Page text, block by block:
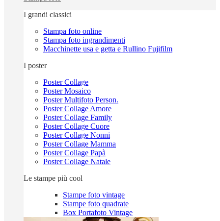
I grandi classici
Stampa foto online
Stampa foto ingrandimenti
Macchinette usa e getta e Rullino Fujifilm
I poster
Poster Collage
Poster Mosaico
Poster Multifoto Person.
Poster Collage Amore
Poster Collage Family
Poster Collage Cuore
Poster Collage Nonni
Poster Collage Mamma
Poster Collage Papà
Poster Collage Natale
Le stampe più cool
Stampe foto vintage
Stampe foto quadrate
Box Portafoto Vintage